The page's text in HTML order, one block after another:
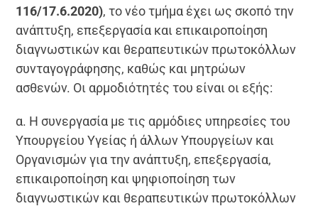
116/17.6.2020), το νέο τμήμα έχει ως σκοπό την
ανάπτυξη, επεξεργασία και επικαιροποίηση
διαγνωστικών και θεραπευτικών πρωτοκόλλων
συνταγογράφησης, καθώς και μητρώων
ασθενών. Οι αρμοδιότητές του είναι οι εξής:
α. Η συνεργασία με τις αρμόδιες υπηρεσίες του
Υπουργείου Υγείας ή άλλων Υπουργείων και
Οργανισμών για την ανάπτυξη, επεξεργασία,
επικαιροποίηση και ψηφιοποίηση των
διαγνωστικών και θεραπευτικών πρωτοκόλλων